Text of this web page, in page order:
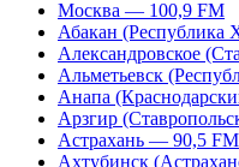
Москва — 100,9 FM
Абакан (Республика
Александровское
Альметьевск
Анапа
Арзгир
Астрахань — 90,5 FM
Ахтубинск